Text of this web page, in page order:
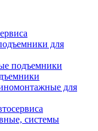
для
подъемники
для
системы